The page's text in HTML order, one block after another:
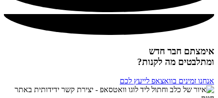
אימצתם חבר חדש
ומתלבטים מה לקנות?
אנחנו זמינים בוואצאפ לייעץ לכם